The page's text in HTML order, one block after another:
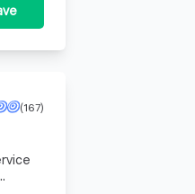
(167)